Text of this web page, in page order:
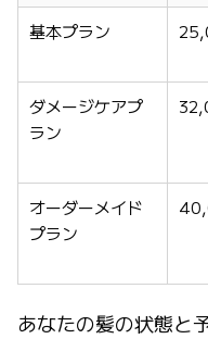
基本プラン
ダメージケアプ
ラン
オーダーメイド
プラン
あなたの髪の状態と